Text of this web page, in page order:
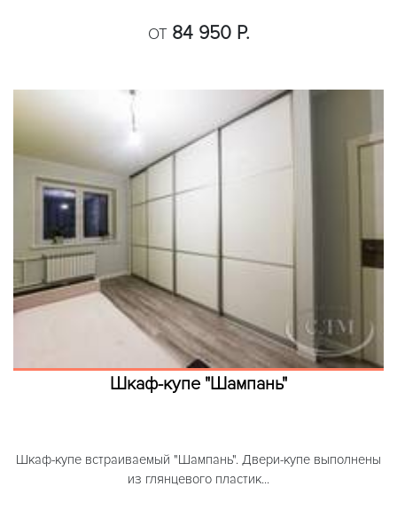
ОТ 84 950 Р.
Шкаф-купе "Шампань"
Шкаф-купе встраиваемый "Шампань". Двери-купе выполнены
из глянцевого пластик...